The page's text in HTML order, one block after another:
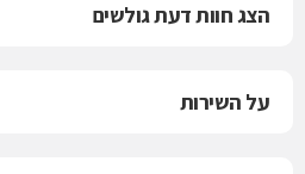
הצג חוות דעת גולשים
על השירות